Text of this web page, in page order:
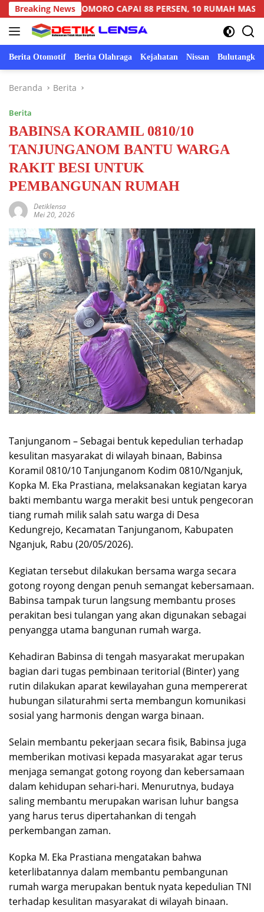
Langsung
ke
konten
Breaking News
SUKOMORO CAPAI 88 PERSEN, 10 RUMAH MASUK TAHAP
Berita Otomotif Berita Olahraga Kejahatan Nissan Bulutangkis
Beranda Berita
Berita
BABINSA KORAMIL 0810/10
TANJUNGANOM BANTU WARGA
RAKIT BESI UNTUK
PEMBANGUNAN RUMAH
Detiklensa
Mei 20, 2026
Tanjunganom – Sebagai bentuk kepedulian terhadap
kesulitan masyarakat di wilayah binaan, Babinsa
Koramil 0810/10 Tanjunganom Kodim 0810/Nganjuk,
Kopka M. Eka Prastiana, melaksanakan kegiatan karya
bakti membantu warga merakit besi untuk pengecoran
tiang rumah milik salah satu warga di Desa
Kedungrejo, Kecamatan Tanjunganom, Kabupaten
Nganjuk, Rabu (20/05/2026).
Kegiatan tersebut dilakukan bersama warga secara
gotong royong dengan penuh semangat kebersamaan.
Babinsa tampak turun langsung membantu proses
perakitan besi tulangan yang akan digunakan sebagai
penyangga utama bangunan rumah warga.
Kehadiran Babinsa di tengah masyarakat merupakan
bagian dari tugas pembinaan teritorial (Binter) yang
rutin dilakukan aparat kewilayahan guna mempererat
hubungan silaturahmi serta membangun komunikasi
sosial yang harmonis dengan warga binaan.
Selain membantu pekerjaan secara fisik, Babinsa juga
memberikan motivasi kepada masyarakat agar terus
menjaga semangat gotong royong dan kebersamaan
dalam kehidupan sehari-hari. Menurutnya, budaya
saling membantu merupakan warisan luhur bangsa
yang harus terus dipertahankan di tengah
perkembangan zaman.
Kopka M. Eka Prastiana mengatakan bahwa
keterlibatannya dalam membantu pembangunan
rumah warga merupakan bentuk nyata kepedulian TNI
terhadap kesulitan masyarakat di wilayah binaan.